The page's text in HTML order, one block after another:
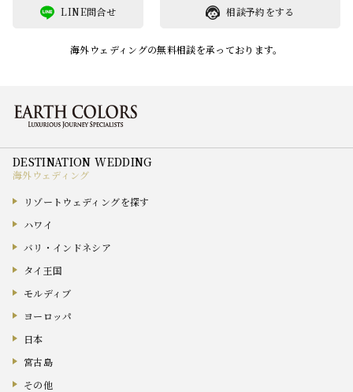
相談予約をする
LINE問合せ
海外ウェディングの無料相談を承っております。
海外ウェディング
リゾートウェディングを探す
ハワイ
バリ・インドネシア
タイ王国
モルディブ
ヨーロッパ
日本
宮古島
その他